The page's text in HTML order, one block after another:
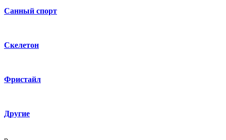
Санный спорт
Скелетон
Фристайл
Другие